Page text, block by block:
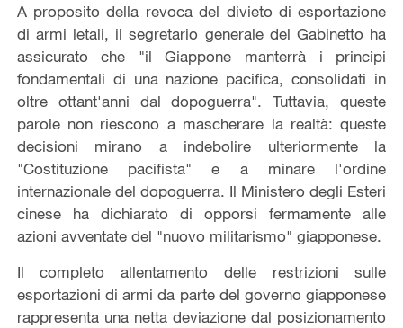
A proposito della revoca del divieto di esportazione
di armi letali, il segretario generale del Gabinetto ha
assicurato che "il Giappone manterrà i principi
fondamentali di una nazione pacifica, consolidati in
oltre ottant'anni dal dopoguerra". Tuttavia, queste
parole non riescono a mascherare la realtà: queste
decisioni mirano a indebolire ulteriormente la
"Costituzione pacifista" e a minare l'ordine
internazionale del dopoguerra. Il Ministero degli Esteri
cinese ha dichiarato di opporsi fermamente alle
azioni avventate del "nuovo militarismo" giapponese.
Il completo allentamento delle restrizioni sulle
esportazioni di armi da parte del governo giapponese
rappresenta una netta deviazione dal posizionamento